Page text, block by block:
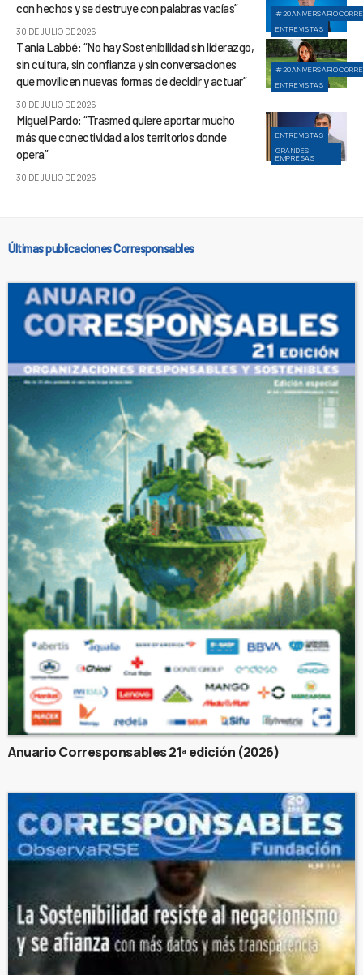
ENTREVISTAS
con hechos y se destruye con palabras vacías”
30 DE JULIO DE 2026
ENTREVISTAS
Tania Labbé: “No hay Sostenibilidad sin liderazgo,
sin cultura, sin confianza y sin conversaciones
que movilicen nuevas formas de decidir y actuar”
30 DE JULIO DE 2026
ENTREVISTAS
GRANDES
EMPRESAS
Miguel Pardo: “Trasmed quiere aportar mucho
más que conectividad a los territorios donde
opera”
30 DE JULIO DE 2026
Últimas publicaciones Corresponsables
Anuario Corresponsables 21ª edición (2026)